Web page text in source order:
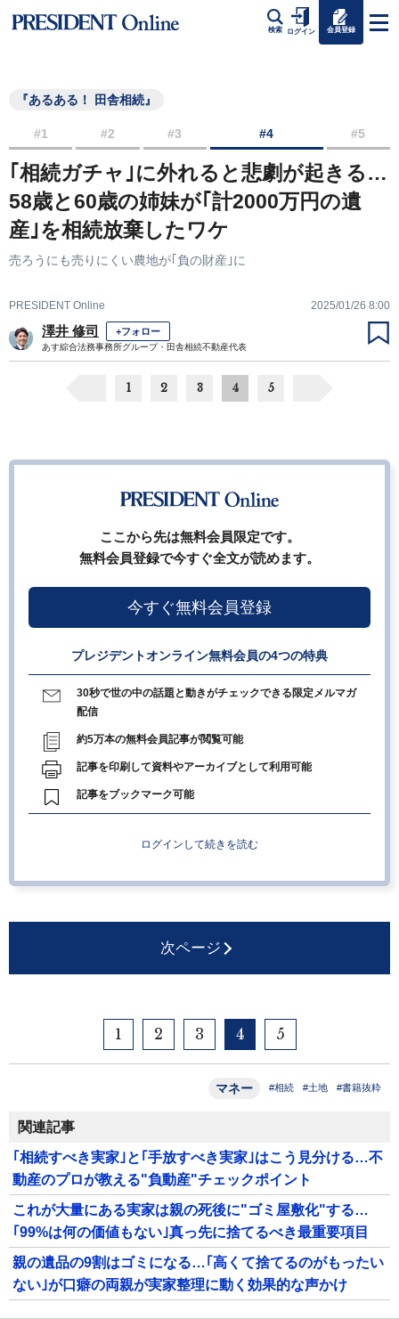
検索 ログイン 会員登録
『あるある！ 田舎相続』
#1 #2 #3 #4 #5
｢相続ガチャ｣に外れると悲劇が起きる…
58歳と60歳の姉妹が｢計2000万円の遺
産｣を相続放棄したワケ
売ろうにも売りにくい農地が｢負の財産｣に
PRESIDENT Online 2025/01/26 8:00
澤井 修司 +フォロー
あす綜合法務事務所グループ・田舎相続不動産代表
1 2 3 4 5
ここから先は無料会員限定です。
無料会員登録で今すぐ全文が読めます。
今すぐ無料会員登録
プレジデントオンライン無料会員の4つの特典
30秒で世の中の話題と動きがチェックできる限定メルマガ
配信
約5万本の無料会員記事が閲覧可能
記事を印刷して資料やアーカイブとして利用可能
記事をブックマーク可能
ログインして続きを読む
次ページ
1 2 3 4 5
マネー #相続 #土地 #書籍抜粋
関連記事
｢相続すべき実家｣と｢手放すべき実家｣はこう見分ける…不
動産のプロが教える"負動産"チェックポイント
これが大量にある実家は親の死後に"ゴミ屋敷化"する…
｢99%は何の価値もない｣真っ先に捨てるべき最重要項目
親の遺品の9割はゴミになる…｢高くて捨てるのがもったい
ない｣が口癖の両親が実家整理に動く効果的な声かけ